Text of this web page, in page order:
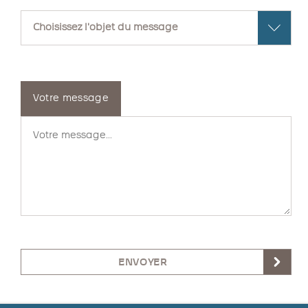
Votre message
ENVOYER